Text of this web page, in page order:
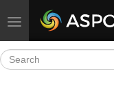
Toggle navigation